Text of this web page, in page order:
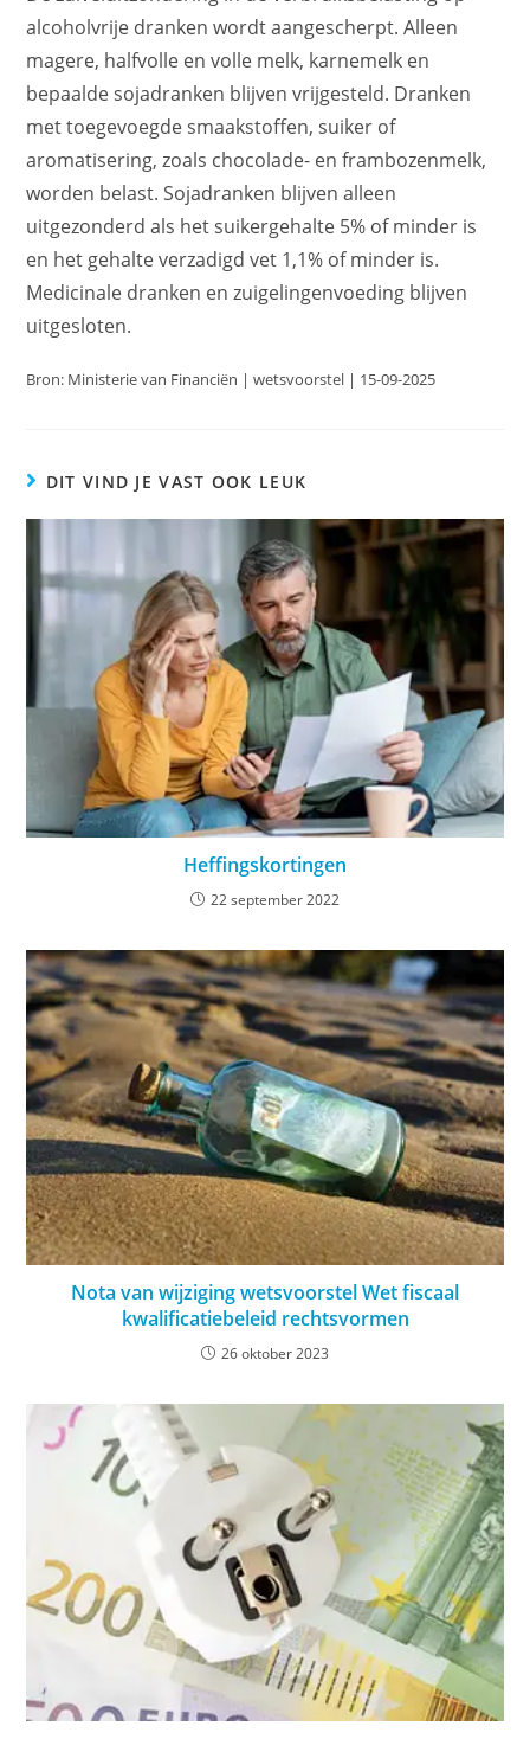
alcoholvrije dranken wordt aangescherpt. Alleen
magere, halfvolle en volle melk, karnemelk en
bepaalde sojadranken blijven vrijgesteld. Dranken
met toegevoegde smaakstoffen, suiker of
aromatisering, zoals chocolade- en frambozenmelk,
worden belast. Sojadranken blijven alleen
uitgezonderd als het suikergehalte 5% of minder is
en het gehalte verzadigd vet 1,1% of minder is.
Medicinale dranken en zuigelingenvoeding blijven
uitgesloten.
Bron: Ministerie van Financiën | wetsvoorstel | 15-09-2025
DIT VIND JE VAST OOK LEUK
Heffingskortingen
22 september 2022
Nota van wijziging wetsvoorstel Wet fiscaal
kwalificatiebeleid rechtsvormen
26 oktober 2023